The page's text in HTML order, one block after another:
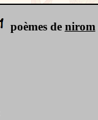
poèmes de nirom